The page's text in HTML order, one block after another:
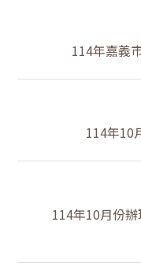
114年嘉義
114年10
114年10月份